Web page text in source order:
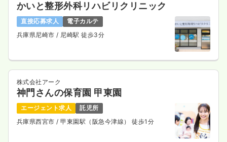
かいと整形外科リハビリクリニック
直接応募求人
電子カルテ
兵庫県尼崎市 / 尼崎駅 徒歩3分
株式会社アーク
神門さんの保育園 甲東園
エージェント求人
託児所
兵庫県西宮市 / 甲東園駅（阪急今津線） 徒歩1分